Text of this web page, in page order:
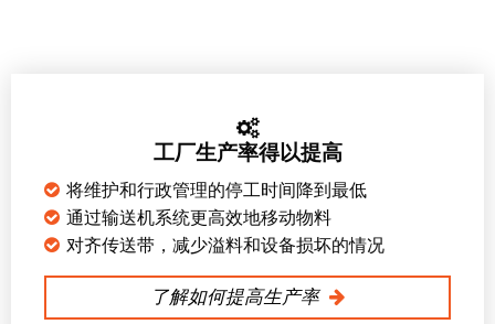
工厂生产率得以提高
将维护和行政管理的停工时间降到最低
通过输送机系统更高效地移动物料
对齐传送带，减少溢料和设备损坏的情况
了解如何提高生产率